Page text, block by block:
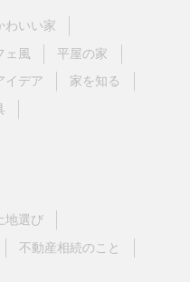
わいい家
ェ風
平屋の家
イデア
家を知る
地選び
不動産相続のこと